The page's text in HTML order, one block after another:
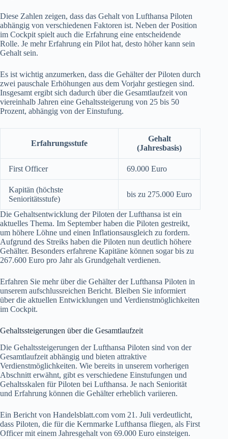
Diese Zahlen zeigen, dass das Gehalt von Lufthansa Piloten
abhängig von verschiedenen Faktoren ist. Neben der Position
im Cockpit spielt auch die Erfahrung eine entscheidende
Rolle. Je mehr Erfahrung ein Pilot hat, desto höher kann sein
Gehalt sein.
Es ist wichtig anzumerken, dass die Gehälter der Piloten durch
zwei pauschale Erhöhungen aus dem Vorjahr gestiegen sind.
Insgesamt ergibt sich dadurch über die Gesamtlaufzeit von
viereinhalb Jahren eine Gehaltssteigerung von 25 bis 50
Prozent, abhängig von der Einstufung.
Erfahrungsstufe
Gehalt
(Jahresbasis)
First Officer 69.000 Euro
Kapitän (höchste
Senioritätsstufe)
bis zu 275.000 Euro
Die Gehaltsentwicklung der Piloten der Lufthansa ist ein
aktuelles Thema. Im September haben die Piloten gestreikt,
um höhere Löhne und einen Inflationsausgleich zu fordern.
Aufgrund des Streiks haben die Piloten nun deutlich höhere
Gehälter. Besonders erfahrene Kapitäne können sogar bis zu
267.600 Euro pro Jahr als Grundgehalt verdienen.
Erfahren Sie mehr über die Gehälter der Lufthansa Piloten in
unserem aufschlussreichen Bericht. Bleiben Sie informiert
über die aktuellen Entwicklungen und Verdienstmöglichkeiten
im Cockpit.
Gehaltssteigerungen über die Gesamtlaufzeit
Die Gehaltssteigerungen der Lufthansa Piloten sind von der
Gesamtlaufzeit abhängig und bieten attraktive
Verdienstmöglichkeiten. Wie bereits in unserem vorherigen
Abschnitt erwähnt, gibt es verschiedene Einstufungen und
Gehaltsskalen für Piloten bei Lufthansa. Je nach Seniorität
und Erfahrung können die Gehälter erheblich variieren.
Ein Bericht von Handelsblatt.com vom 21. Juli verdeutlicht,
dass Piloten, die für die Kernmarke Lufthansa fliegen, als First
Officer mit einem Jahresgehalt von 69.000 Euro einsteigen.